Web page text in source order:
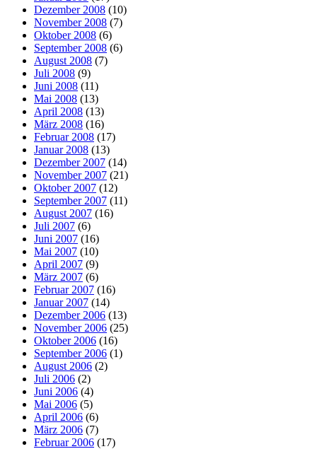
Dezember 2008 (10)
November 2008 (7)
Oktober 2008 (6)
September 2008 (6)
August 2008 (7)
Juli 2008 (9)
Juni 2008 (11)
Mai 2008 (13)
April 2008 (13)
März 2008 (16)
Februar 2008 (17)
Januar 2008 (13)
Dezember 2007 (14)
November 2007 (21)
Oktober 2007 (12)
September 2007 (11)
August 2007 (16)
Juli 2007 (6)
Juni 2007 (16)
Mai 2007 (10)
April 2007 (9)
März 2007 (6)
Februar 2007 (16)
Januar 2007 (14)
Dezember 2006 (13)
November 2006 (25)
Oktober 2006 (16)
September 2006 (1)
August 2006 (2)
Juli 2006 (2)
Juni 2006 (4)
Mai 2006 (5)
April 2006 (6)
März 2006 (7)
Februar 2006 (17)